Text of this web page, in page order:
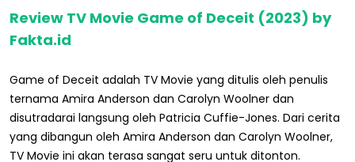
Review TV Movie Game of Deceit (2023) by
Fakta.id
Game of Deceit adalah TV Movie yang ditulis oleh penulis
ternama Amira Anderson dan Carolyn Woolner dan
disutradarai langsung oleh Patricia Cuffie-Jones. Dari cerita
yang dibangun oleh Amira Anderson dan Carolyn Woolner,
TV Movie ini akan terasa sangat seru untuk ditonton.